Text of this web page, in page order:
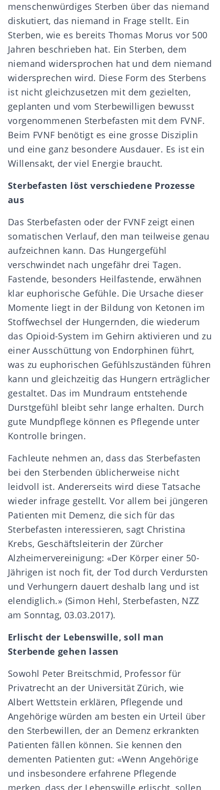
menschenwürdiges Sterben über das niemand
diskutiert, das niemand in Frage stellt. Ein
Sterben, wie es bereits Thomas Morus vor 500
Jahren beschrieben hat. Ein Sterben, dem
niemand widersprochen hat und dem niemand
widersprechen wird. Diese Form des Sterbens
ist nicht gleichzusetzen mit dem gezielten,
geplanten und vom Sterbewilligen bewusst
vorgenommenen Sterbefasten mit dem FVNF.
Beim FVNF benötigt es eine grosse Disziplin
und eine ganz besondere Ausdauer. Es ist ein
Willensakt, der viel Energie braucht.
Sterbefasten löst verschiedene Prozesse
aus
Das Sterbefasten oder der FVNF zeigt einen
somatischen Verlauf, den man teilweise genau
aufzeichnen kann. Das Hungergefühl
verschwindet nach ungefähr drei Tagen.
Fastende, besonders Heilfastende, erwähnen
klar euphorische Gefühle. Die Ursache dieser
Momente liegt in der Bildung von Ketonen im
Stoffwechsel der Hungernden, die wiederum
das Opioid-System im Gehirn aktivieren und zu
einer Ausschüttung von Endorphinen führt,
was zu euphorischen Gefühlszuständen führen
kann und gleichzeitig das Hungern erträglicher
gestaltet. Das im Mundraum entstehende
Durstgefühl bleibt sehr lange erhalten. Durch
gute Mundpflege können es Pflegende unter
Kontrolle bringen.
Fachleute nehmen an, dass das Sterbefasten
bei den Sterbenden üblicherweise nicht
leidvoll ist. Andererseits wird diese Tatsache
wieder infrage gestellt. Vor allem bei jüngeren
Patienten mit Demenz, die sich für das
Sterbefasten interessieren, sagt Christina
Krebs, Geschäftsleiterin der Zürcher
Alzheimervereinigung: «Der Körper einer 50-
Jährigen ist noch fit, der Tod durch Verdursten
und Verhungern dauert deshalb lang und ist
elendiglich.» (Simon Hehl, Sterbefasten, NZZ
am Sonntag, 03.03.2017).
Erlischt der Lebenswille, soll man
Sterbende gehen lassen
Sowohl Peter Breitschmid, Professor für
Privatrecht an der Universität Zürich, wie
Albert Wettstein erklären, Pflegende und
Angehörige würden am besten ein Urteil über
den Sterbewillen, der an Demenz erkrankten
Patienten fällen können. Sie kennen den
dementen Patienten gut: «Wenn Angehörige
und insbesondere erfahrene Pflegende
merken, dass der Lebenswille erlischt, sollen